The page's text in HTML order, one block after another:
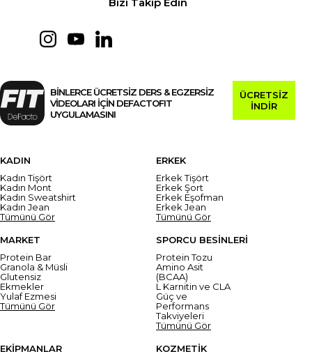
BİNLERCE ÜCRETSİZ DERS & EGZERSİZ
VİDEOLARI İÇİN DEFACTOFIT
UYGULAMASINI
ÜCRETSİZ
İNDİR
KADIN
Kadın Tişört
Kadın Mont
Kadın Sweatshirt
Kadın Jean
Tümünü Gör
ERKEK
Erkek Tişört
Erkek Şort
Erkek Eşofman
Erkek Jean
Tümünü Gör
MARKET
Protein Bar
Granola & Müsli
Glutensiz
Ekmekler
Yulaf Ezmesi
Tümünü Gör
SPORCU BESİNLERİ
Protein Tozu
Amino Asit
(BCAA)
L Karnitin ve CLA
Güç ve
Performans
Takviyeleri
Tümünü Gör
EKİPMANLAR
KOZMETİK